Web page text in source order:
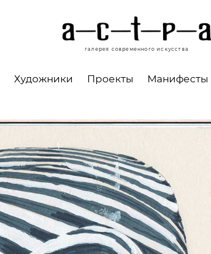
галерея современного искусства
Художники Проекты Манифесты